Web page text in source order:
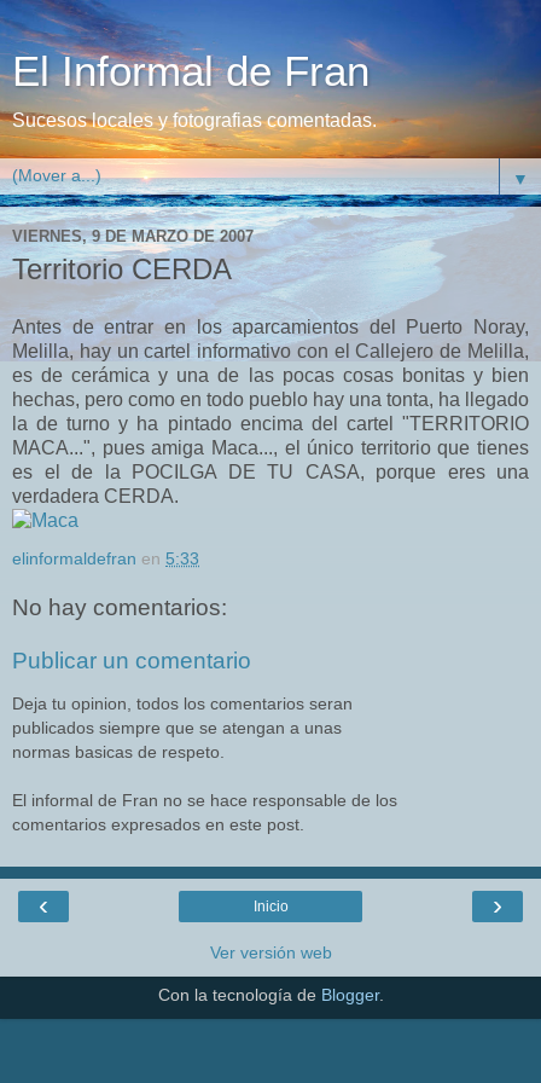
El Informal de Fran
Sucesos locales y fotografias comentadas.
▼
VIERNES, 9 DE MARZO DE 2007
Territorio CERDA
Antes de entrar en los aparcamientos del Puerto Noray,
Melilla, hay un cartel informativo con el Callejero de Melilla,
es de cerámica y una de las pocas cosas bonitas y bien
hechas, pero como en todo pueblo hay una tonta, ha llegado
la de turno y ha pintado encima del cartel "TERRITORIO
MACA...", pues amiga Maca..., el único territorio que tienes
es el de la POCILGA DE TU CASA, porque eres una
verdadera CERDA.
elinformaldefran en 5:33
No hay comentarios:
Publicar un comentario
Deja tu opinion, todos los comentarios seran
publicados siempre que se atengan a unas
normas basicas de respeto.
El informal de Fran no se hace responsable de los
comentarios expresados en este post.
‹ ›
Inicio
Ver versión web
Con la tecnología de Blogger.